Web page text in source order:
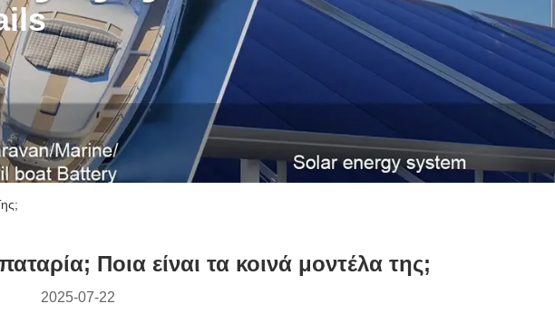
Ποια είναι τα κοινά μοντέλα της;
2025-07-22